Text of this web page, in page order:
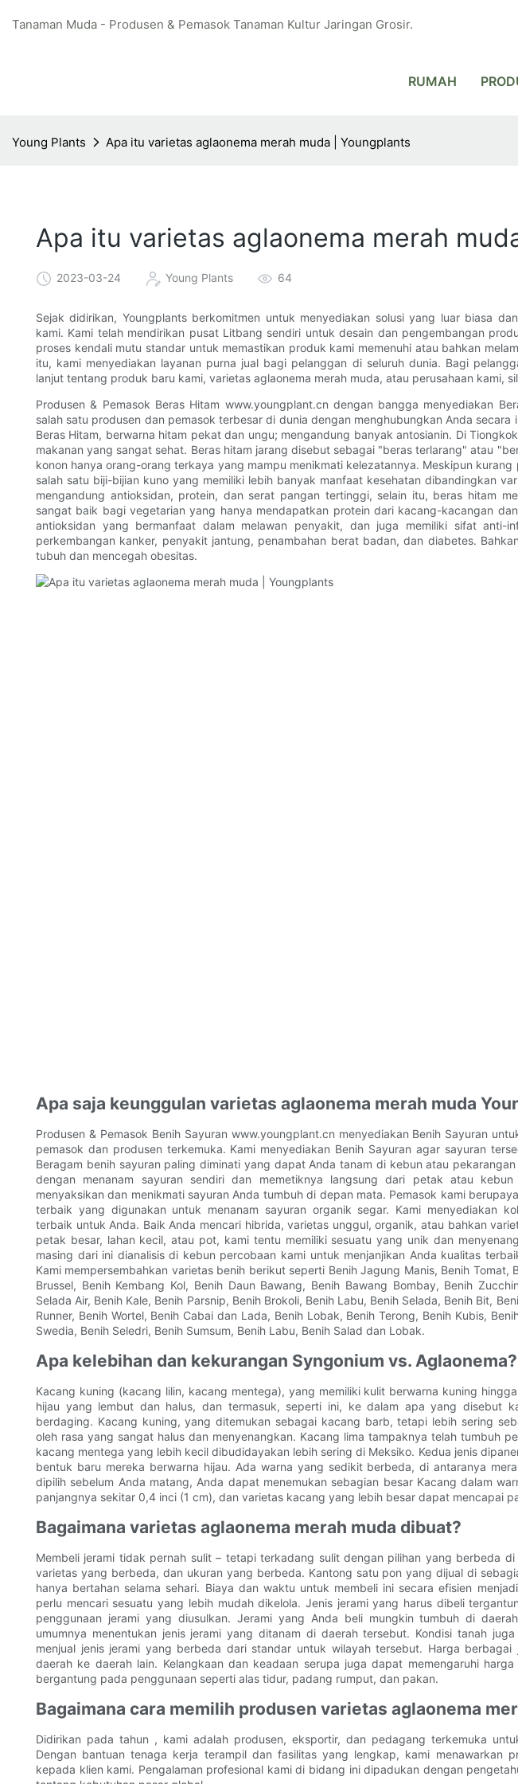
Tanaman Muda - Produsen & Pemasok Tanaman Kultur Jaringan Grosir.
RUMAH
Young Plants Apa itu varietas aglaonema merah muda | Youngplants
Apa itu varietas aglaonema merah
2023-03-24 Young Plants 64
Sejak didirikan, Youngplants berkomitmen untuk menyediakan solusi yang luar biasa
kami. Kami telah mendirikan pusat Litbang sendiri untuk desain dan pengembangan
proses kendali mutu standar untuk memastikan produk kami memenuhi atau bahkan
itu, kami menyediakan layanan purna jual bagi pelanggan di seluruh dunia. Bagi
lanjut tentang produk baru kami, varietas aglaonema merah muda, atau perusahaan kami,
Produsen & Pemasok Beras Hitam www.youngplant.cn dengan bangga menyediakan
salah satu produsen dan pemasok terbesar di dunia dengan menghubungkan Anda secara
Beras Hitam, berwarna hitam pekat dan ungu; mengandung banyak antosianin. Di
makanan yang sangat sehat. Beras hitam jarang disebut sebagai "beras terlarang" atau
konon hanya orang-orang terkaya yang mampu menikmati kelezatannya. Meskipun kurang
salah satu biji-bijian kuno yang memiliki lebih banyak manfaat kesehatan dibandingkan
mengandung antioksidan, protein, dan serat pangan tertinggi, selain itu, beras hitam
sangat baik bagi vegetarian yang hanya mendapatkan protein dari kacang-kacangan
antioksidan yang bermanfaat dalam melawan penyakit, dan juga memiliki sifat anti-
perkembangan kanker, penyakit jantung, penambahan berat badan, dan diabetes.
tubuh dan mencegah obesitas.
Apa saja keunggulan varietas aglaonema merah muda
Produsen & Pemasok Benih Sayuran www.youngplant.cn menyediakan Benih Sayuran
pemasok dan produsen terkemuka. Kami menyediakan Benih Sayuran agar sayuran
Beragam benih sayuran paling diminati yang dapat Anda tanam di kebun atau
dengan menanam sayuran sendiri dan memetiknya langsung dari petak atau
menyaksikan dan menikmati sayuran Anda tumbuh di depan mata. Pemasok kami
terbaik yang digunakan untuk menanam sayuran organik segar. Kami menyediakan
terbaik untuk Anda. Baik Anda mencari hibrida, varietas unggul, organik, atau bahkan
petak besar, lahan kecil, atau pot, kami tentu memiliki sesuatu yang unik dan
masing dari ini dianalisis di kebun percobaan kami untuk menjanjikan Anda kualitas
Kami mempersembahkan varietas benih berikut seperti Benih Jagung Manis, Benih Tomat,
Brussel, Benih Kembang Kol, Benih Daun Bawang, Benih Bawang Bombay, Benih
Selada Air, Benih Kale, Benih Parsnip, Benih Brokoli, Benih Labu, Benih Selada, Benih Bit,
Runner, Benih Wortel, Benih Cabai dan Lada, Benih Lobak, Benih Terong, Benih Kubis,
Swedia, Benih Seledri, Benih Sumsum, Benih Labu, Benih Salad dan Lobak.
Apa kelebihan dan kekurangan Syngonium vs. Aglaonema?
Kacang kuning (kacang lilin, kacang mentega), yang memiliki kulit berwarna kuning
hijau yang lembut dan halus, dan termasuk, seperti ini, ke dalam apa yang disebut
berdaging. Kacang kuning, yang ditemukan sebagai kacang barb, tetapi lebih sering
oleh rasa yang sangat halus dan menyenangkan. Kacang lima tampaknya telah tumbuh
kacang mentega yang lebih kecil dibudidayakan lebih sering di Meksiko. Kedua jenis
bentuk baru mereka berwarna hijau. Ada warna yang sedikit berbeda, di antaranya
dipilih sebelum Anda matang, Anda dapat menemukan sebagian besar Kacang dalam
panjangnya sekitar 0,4 inci (1 cm), dan varietas kacang yang lebih besar dapat mencapai
Bagaimana varietas aglaonema merah muda dibuat?
Membeli jerami tidak pernah sulit – tetapi terkadang sulit dengan pilihan yang berbeda
varietas yang berbeda, dan ukuran yang berbeda. Kantong satu pon yang dijual di
hanya bertahan selama sehari. Biaya dan waktu untuk membeli ini secara efisien
perlu mencari sesuatu yang lebih mudah dikelola. Jenis jerami yang harus dibeli
penggunaan jerami yang diusulkan. Jerami yang Anda beli mungkin tumbuh di
umumnya menentukan jenis jerami yang ditanam di daerah tersebut. Kondisi tanah
menjual jenis jerami yang berbeda dari standar untuk wilayah tersebut. Harga berbagai
daerah ke daerah lain. Kelangkaan dan keadaan serupa juga dapat memengaruhi
bergantung pada penggunaan seperti alas tidur, padang rumput, dan pakan.
Bagaimana cara memilih produsen varietas aglaonema
Didirikan pada tahun , kami adalah produsen, eksportir, dan pedagang terkemuka
Dengan bantuan tenaga kerja terampil dan fasilitas yang lengkap, kami menawarkan
kepada klien kami. Pengalaman profesional kami di bidang ini dipadukan dengan